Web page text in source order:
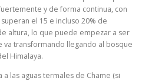
y de forma continua, con
el 15 e incluso 20% de
altura, lo que puede empezar a ser
va transformando llegando al bosque
Himalaya.
a las aguas termales de Chame (si